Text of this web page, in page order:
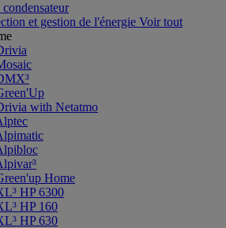
et gestion de l'énergie Voir tout
with Netatmo
Home
HP 6300
HP 160
HP 630